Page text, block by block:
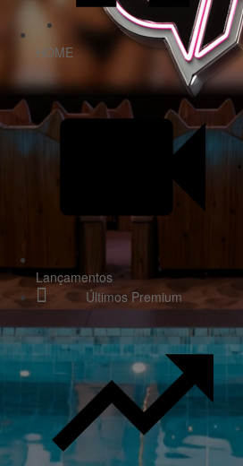
HOME
Lançamentos
Últimos Premium